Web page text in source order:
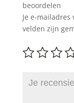
beoordelen
Je e-
velden zijn